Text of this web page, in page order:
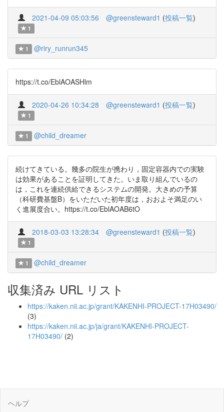
2021-04-09 05:03:56 @greensteward1 (投稿一覧)
1
1 @riry_runrun345
https://t.co/EblAOASHlm
2020-04-26 10:34:28 @greensteward1 (投稿一覧)
1
1 @child_dreamer
続けてきている。幾多の院生が携わり，固定容器内での実験
は効果があることを証明してきた。いま取り組んでいるの
は，これを連続供給できるシステムの開発。大きめの予算
（科研費基盤B）をいただいた初年度は，おおよそ満足のい
く進展度合い。https://t.co/EblAOAB6tO
2018-03-03 13:28:34 @greensteward1 (投稿一覧)
1
1 @child_dreamer
収集済み URL リスト
https://kaken.nii.ac.jp/grant/KAKENHI-PROJECT-17H03490/
(3)
https://kaken.nii.ac.jp/ja/grant/KAKENHI-PROJECT-
17H03490/ (2)
ヘルプ